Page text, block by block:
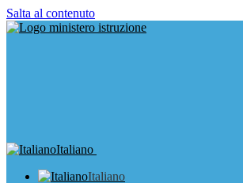
Salta al contenuto
Italiano
Italiano